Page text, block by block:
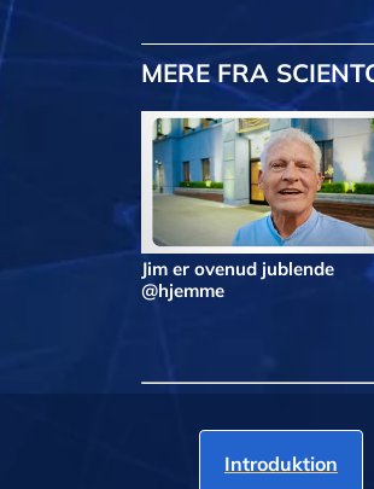
MERE FRA
Jim er ovenud jublende
@hjemme
Introduktion